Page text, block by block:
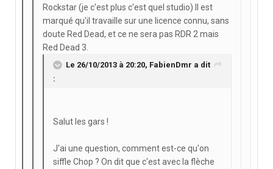
Rockstar (je c'est plus c'est quel studio) Il est
marqué qu'il travaille sur une licence connu, sans
doute Red Dead, et ce ne sera pas RDR 2 mais
Red Dead 3.
Le 26/10/2013 à 20:20, FabienDmr a dit
:
Salut les gars !
J'ai une question, comment est-ce qu'on
siffle Chop ? On dit que c'est avec la flèche